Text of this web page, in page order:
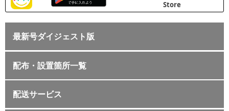
最新号ダイジェスト版
配布・設置箇所一覧
配送サービス